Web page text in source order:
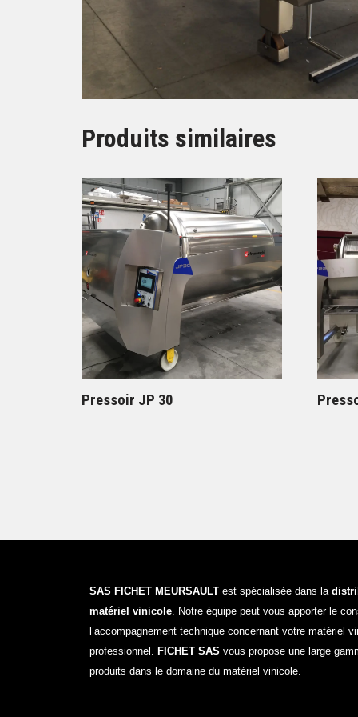
Produits similaires
Pressoir JP 30
SAS FICHET MEURSAULT est spécialisée dans la
matériel vinicole . Notre équipe peut vous apporter le
l’accompagnement technique concernant votre matériel
professionnel. FICHET SAS vous propose une large
produits dans le domaine du matériel vinicole.